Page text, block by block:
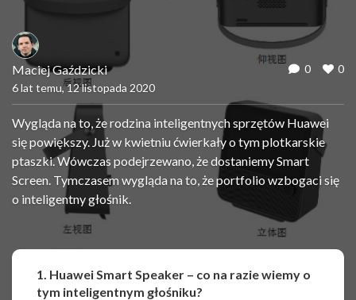
Maciej Gaździcki
6 lat temu, 12 listopada 2020
0 0
Wygląda na to, że rodzina inteligentnych sprzętów Huawei
się powiększy. Już w kwietniu ćwierkały o tym plotkarskie
ptaszki. Wówczas podejrzewano, że dostaniemy Smart
Screen. Tymczasem wygląda na to, że portfolio wzbogaci się
o inteligentny głośnik.
Udostępnij
1. Huawei Smart Speaker – co na razie wiemy o
tym inteligentnym głośniku?